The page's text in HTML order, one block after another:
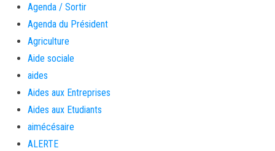
Agenda / Sortir
Agenda du Président
Agriculture
Aide sociale
aides
Aides aux Entreprises
Aides aux Etudiants
aimécésaire
ALERTE